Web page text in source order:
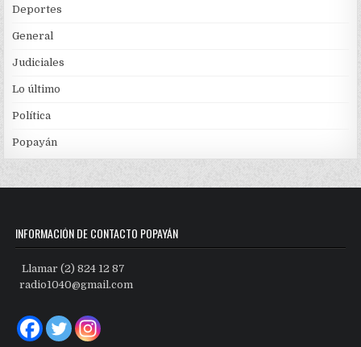
Deportes
General
Judiciales
Lo último
Política
Popayán
INFORMACIÓN DE CONTACTO POPAYÁN
Llamar (2) 824 12 87
radio1040@gmail.com